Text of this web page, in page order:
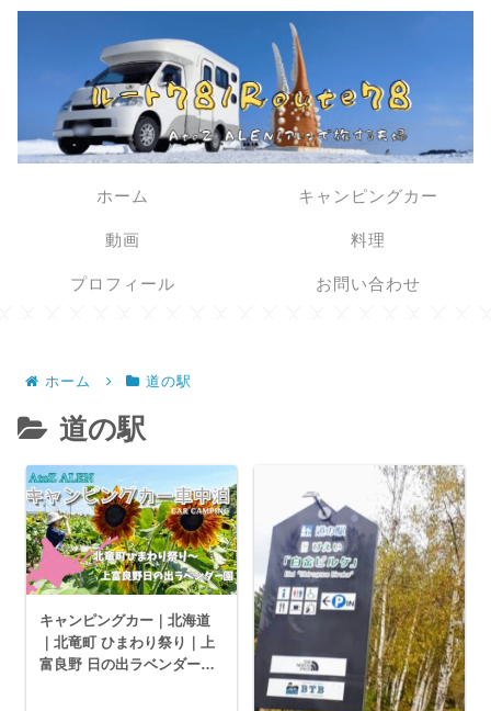
ホーム キャンピングカー
動画 料理
プロフィール お問い合わせ
ホーム 道の駅
道の駅
キャンピングカー｜北海道
｜北竜町 ひまわり祭り｜上
富良野 日の出ラベンダー園